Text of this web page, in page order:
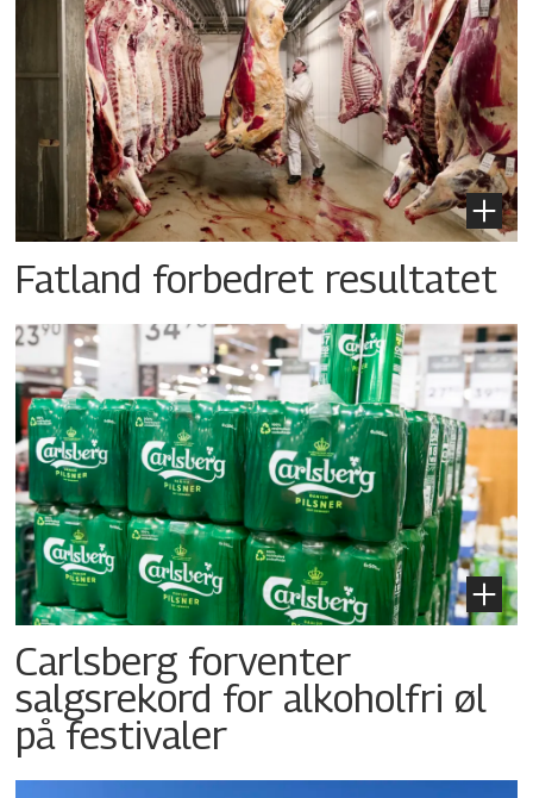
Fatland forbedret resultatet
Carlsberg forventer
salgsrekord for alkoholfri øl
på festivaler